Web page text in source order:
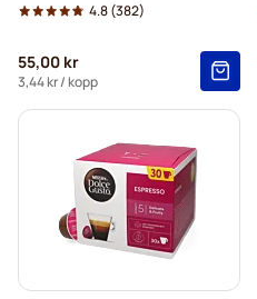
4.8(382)
55,00 kr
3,44 kr/ kopp